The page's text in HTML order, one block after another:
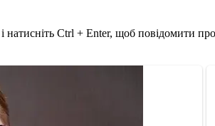
натисніть Ctrl + Enter, щоб повідомити